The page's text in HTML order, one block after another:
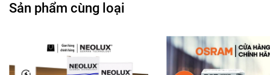
Khả năng chiếu sáng xa giúp tầm nhìn rõ hơn,
Dễ dàng lắp đặt và sử dụng.
Tuổi thọ cao hơn so với các loại đèn thông
thường khác.
Sản phẩm cùng loại